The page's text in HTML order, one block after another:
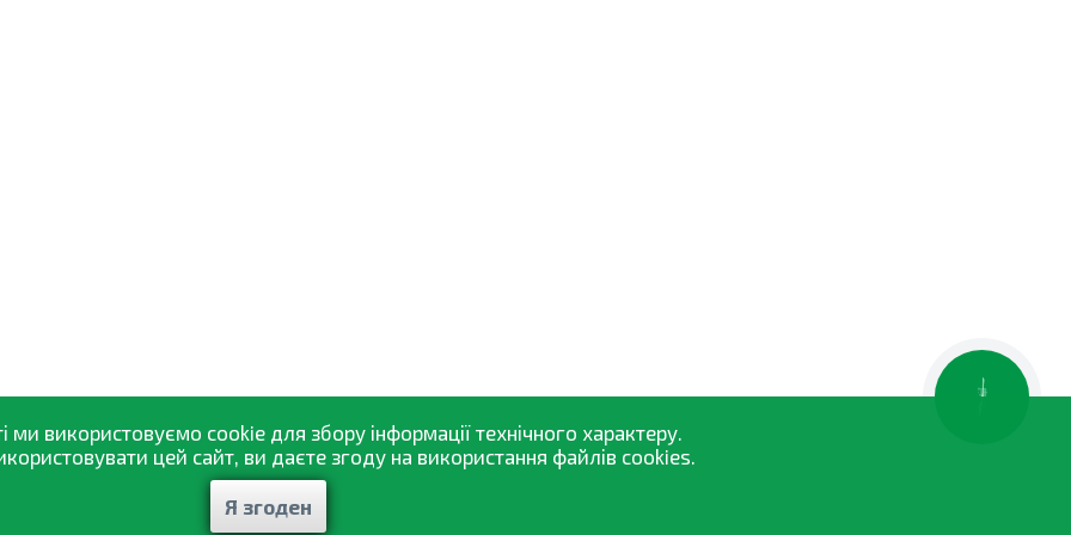
ми використовуємо cookie для збору інформації технічного характеру.
цей сайт, ви даєте згоду на використання файлів cookies.
Я згоден
КНОПКА